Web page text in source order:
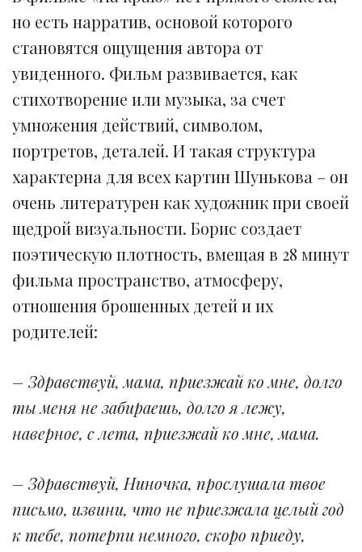
но есть нарратив, основой которого
становятся ощущения автора от
увиденного. Фильм развивается, как
стихотворение или музыка, за счет
умножения действий, символом,
портретов, деталей. И такая структура
характерна для всех картин Шунькова – он
очень литературен как художник при своей
щедрой визуальности. Борис создает
поэтическую плотность, вмещая в 28 минут
фильма пространство, атмосферу,
отношения брошенных детей и их
родителей:
– Здравствуй, мама, приезжай ко мне, долго
ты меня не забираешь, долго я лежу,
наверное, с лета, приезжай ко мне, мама.
– Здравствуй, Ниночка, прослушала твое
письмо, извини, что не приезжала целый год
к тебе, потерпи немного, скоро приеду,